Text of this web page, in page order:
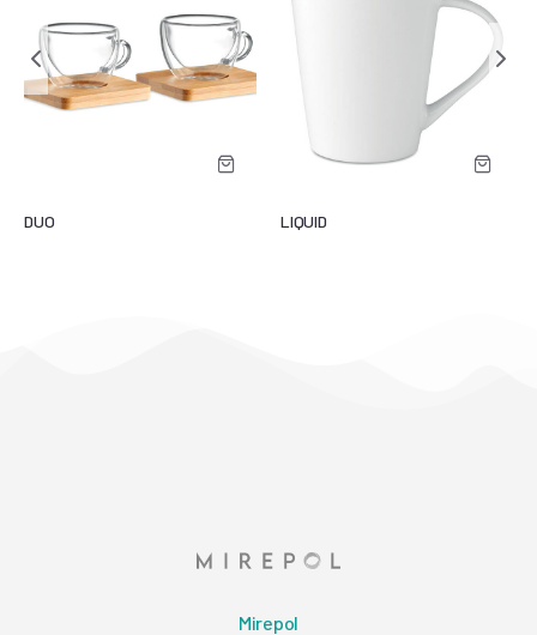
DUO LIQUID
Mirepol